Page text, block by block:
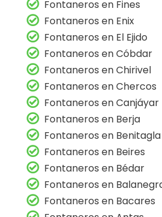
Fontaneros en Fines
Fontaneros en Enix
Fontaneros en El Ejido
Fontaneros en Cóbdar
Fontaneros en Chirivel
Fontaneros en Chercos
Fontaneros en Canjáyar
Fontaneros en Berja
Fontaneros en Benitagla
Fontaneros en Beires
Fontaneros en Bédar
Fontaneros en
Fontaneros en Bacares